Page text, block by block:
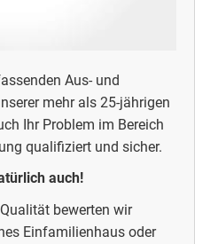
Aus- und
mehr als 25-jährigen
Ihr Problem im Bereich
qualifiziert und sicher.
auch!
bewerten wir
Einfamilienhaus oder